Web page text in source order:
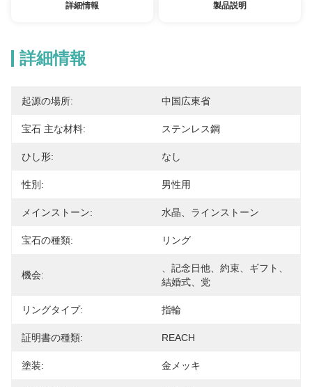
詳細情報 製品説明
詳細情報
起源の場所: 中国広東省
宝石 主な材料: ステンレス鋼
ひし形: なし
性別: 男性用
メインストーン: 水晶、ラインストーン
宝石の種類: リング
機会:
、記念日他、約束、ギフト、
結婚式、党
リングタイプ: 指輪
証明書の種類: REACH
塗装: 金メッキ